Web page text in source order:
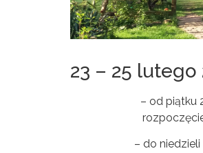
23 – 25 lutego
– od piątku
– do